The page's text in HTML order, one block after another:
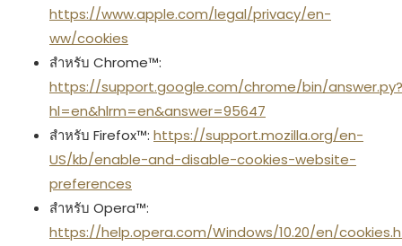
https://www.apple.com/legal/privacy/en-
ww/cookies
สำหรับ Chrome™:
https://support.google.com/chrome/bin/answer.py?
hl=en&hlrm=en&answer=95647
สำหรับ Firefox™: https://support.mozilla.org/en-
US/kb/enable-and-disable-cookies-website-
preferences
สำหรับ Opera™:
https://help.opera.com/Windows/10.20/en/